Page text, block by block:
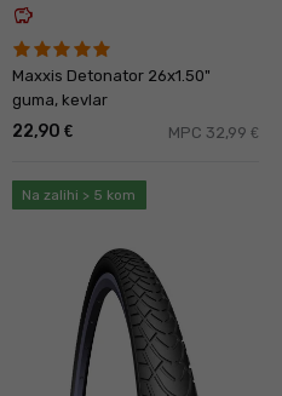
savings
Maxxis Detonator 26x1.50"
guma, kevlar
22,90 € MPC 32,99 €
Na zalihi > 5 kom